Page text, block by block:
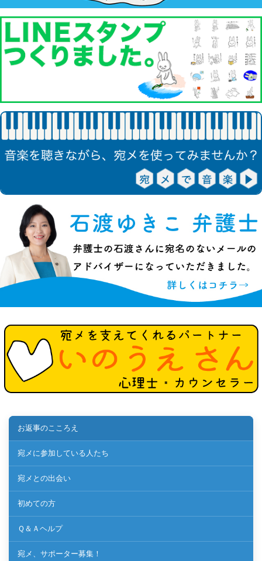
お返事のこころえ
宛メに参加している人たち
宛メとの出会い
初めての方
Ｑ＆Ａヘルプ
宛メ、サポーター募集！